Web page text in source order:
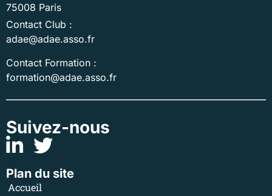
75008 Paris
Contact Club :
adae@adae.asso.fr
Contact Formation :
formation@adae.asso.fr
Suivez-nous
Plan du site
Accueil